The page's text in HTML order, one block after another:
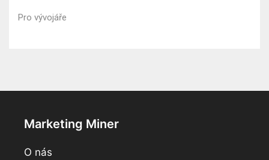
Pro vývojáře
Marketing Miner
O nás